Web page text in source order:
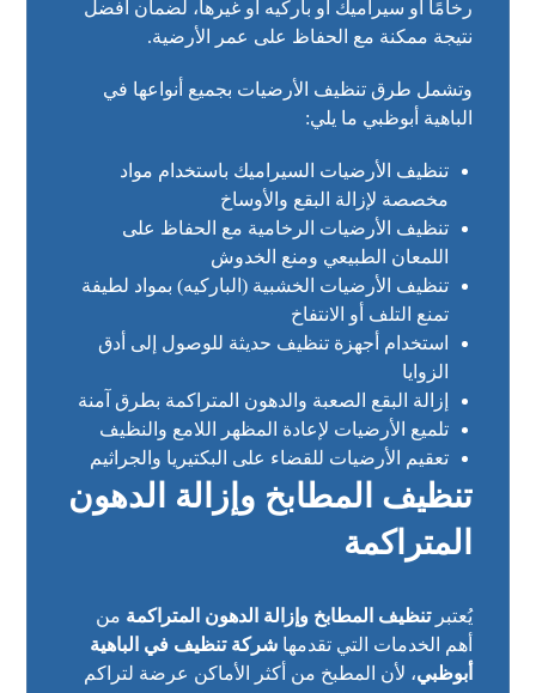
رخامًا أو سيراميك أو باركيه أو غيرها، لضمان أفضل
نتيجة ممكنة مع الحفاظ على عمر الأرضية.
وتشمل طرق تنظيف الأرضيات بجميع أنواعها في
الباهية أبوظبي ما يلي:
تنظيف الأرضيات السيراميك باستخدام مواد
مخصصة لإزالة البقع والأوساخ
تنظيف الأرضيات الرخامية مع الحفاظ على
اللمعان الطبيعي ومنع الخدوش
تنظيف الأرضيات الخشبية (الباركيه) بمواد لطيفة
تمنع التلف أو الانتفاخ
استخدام أجهزة تنظيف حديثة للوصول إلى أدق
الزوايا
إزالة البقع الصعبة والدهون المتراكمة بطرق آمنة
تلميع الأرضيات لإعادة المظهر اللامع والنظيف
تعقيم الأرضيات للقضاء على البكتيريا والجراثيم
تنظيف المطابخ وإزالة الدهون
المتراكمة
يُعتبرتنظيف المطابخ وإزالة الدهون المتراكمة من
أهم الخدمات التي تقدمهاشركة تنظيف في الباهية
أبوظبي، لأن المطبخ من أكثر الأماكن عرضة لتراكم